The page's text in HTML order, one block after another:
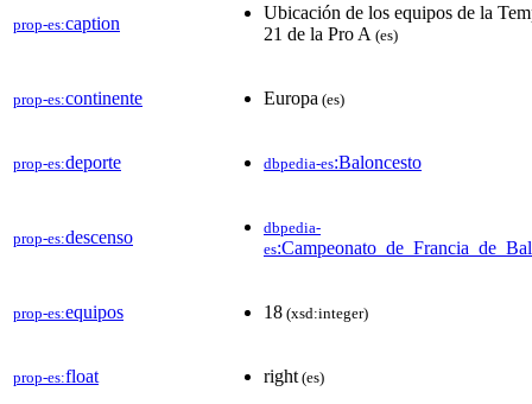
prop-es:caption
Ubicación de los equipos de la
21 de la Pro A (es)
prop-es:continente Europa (es)
prop-es:deporte dbpedia-es:Baloncesto
prop-es:descenso
dbpedia-
es
prop-es:equipos 18 (xsd:integer)
prop-es:float right (es)